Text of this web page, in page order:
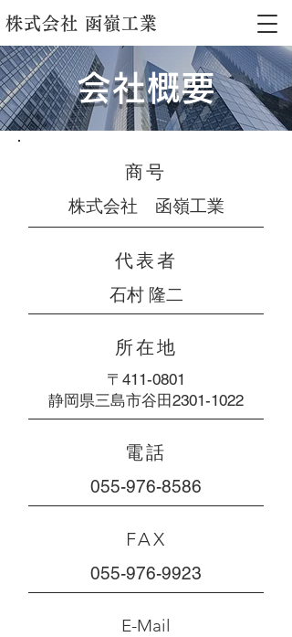
株式会社 函嶺工業
会社概要
​商号
株式会社 函嶺工業
​代表者
石村 隆二
所在地
〒411-0801
静岡県三島市谷田2301-1022
電話
055-976-8586
FAX
055-976-9923
E-Mail